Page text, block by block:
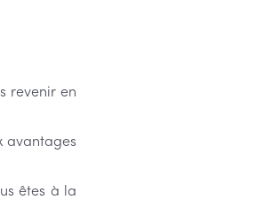
revenir en
avantages
êtes à la